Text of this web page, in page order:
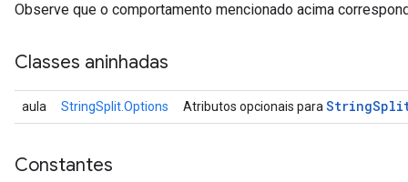
Observe que o comportamento mencionado acima
Classes aninhadas
aula StringSplit.Options Atributos opcionais para String
Constantes